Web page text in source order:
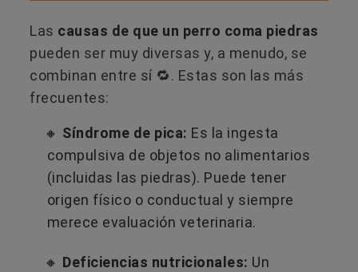
Las causas de que un perro coma piedras
pueden ser muy diversas y, a menudo, se
combinan entre sí 🔁. Estas son las más
frecuentes:
🔸 Síndrome de pica: Es la ingesta
compulsiva de objetos no alimentarios
(incluidas las piedras). Puede tener
origen físico o conductual y siempre
merece evaluación veterinaria.
🔸 Deficiencias nutricionales: Un